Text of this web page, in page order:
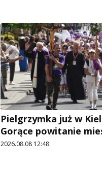
Pielgrzymka już w
Gorące powitanie
2026.08.08 12:48